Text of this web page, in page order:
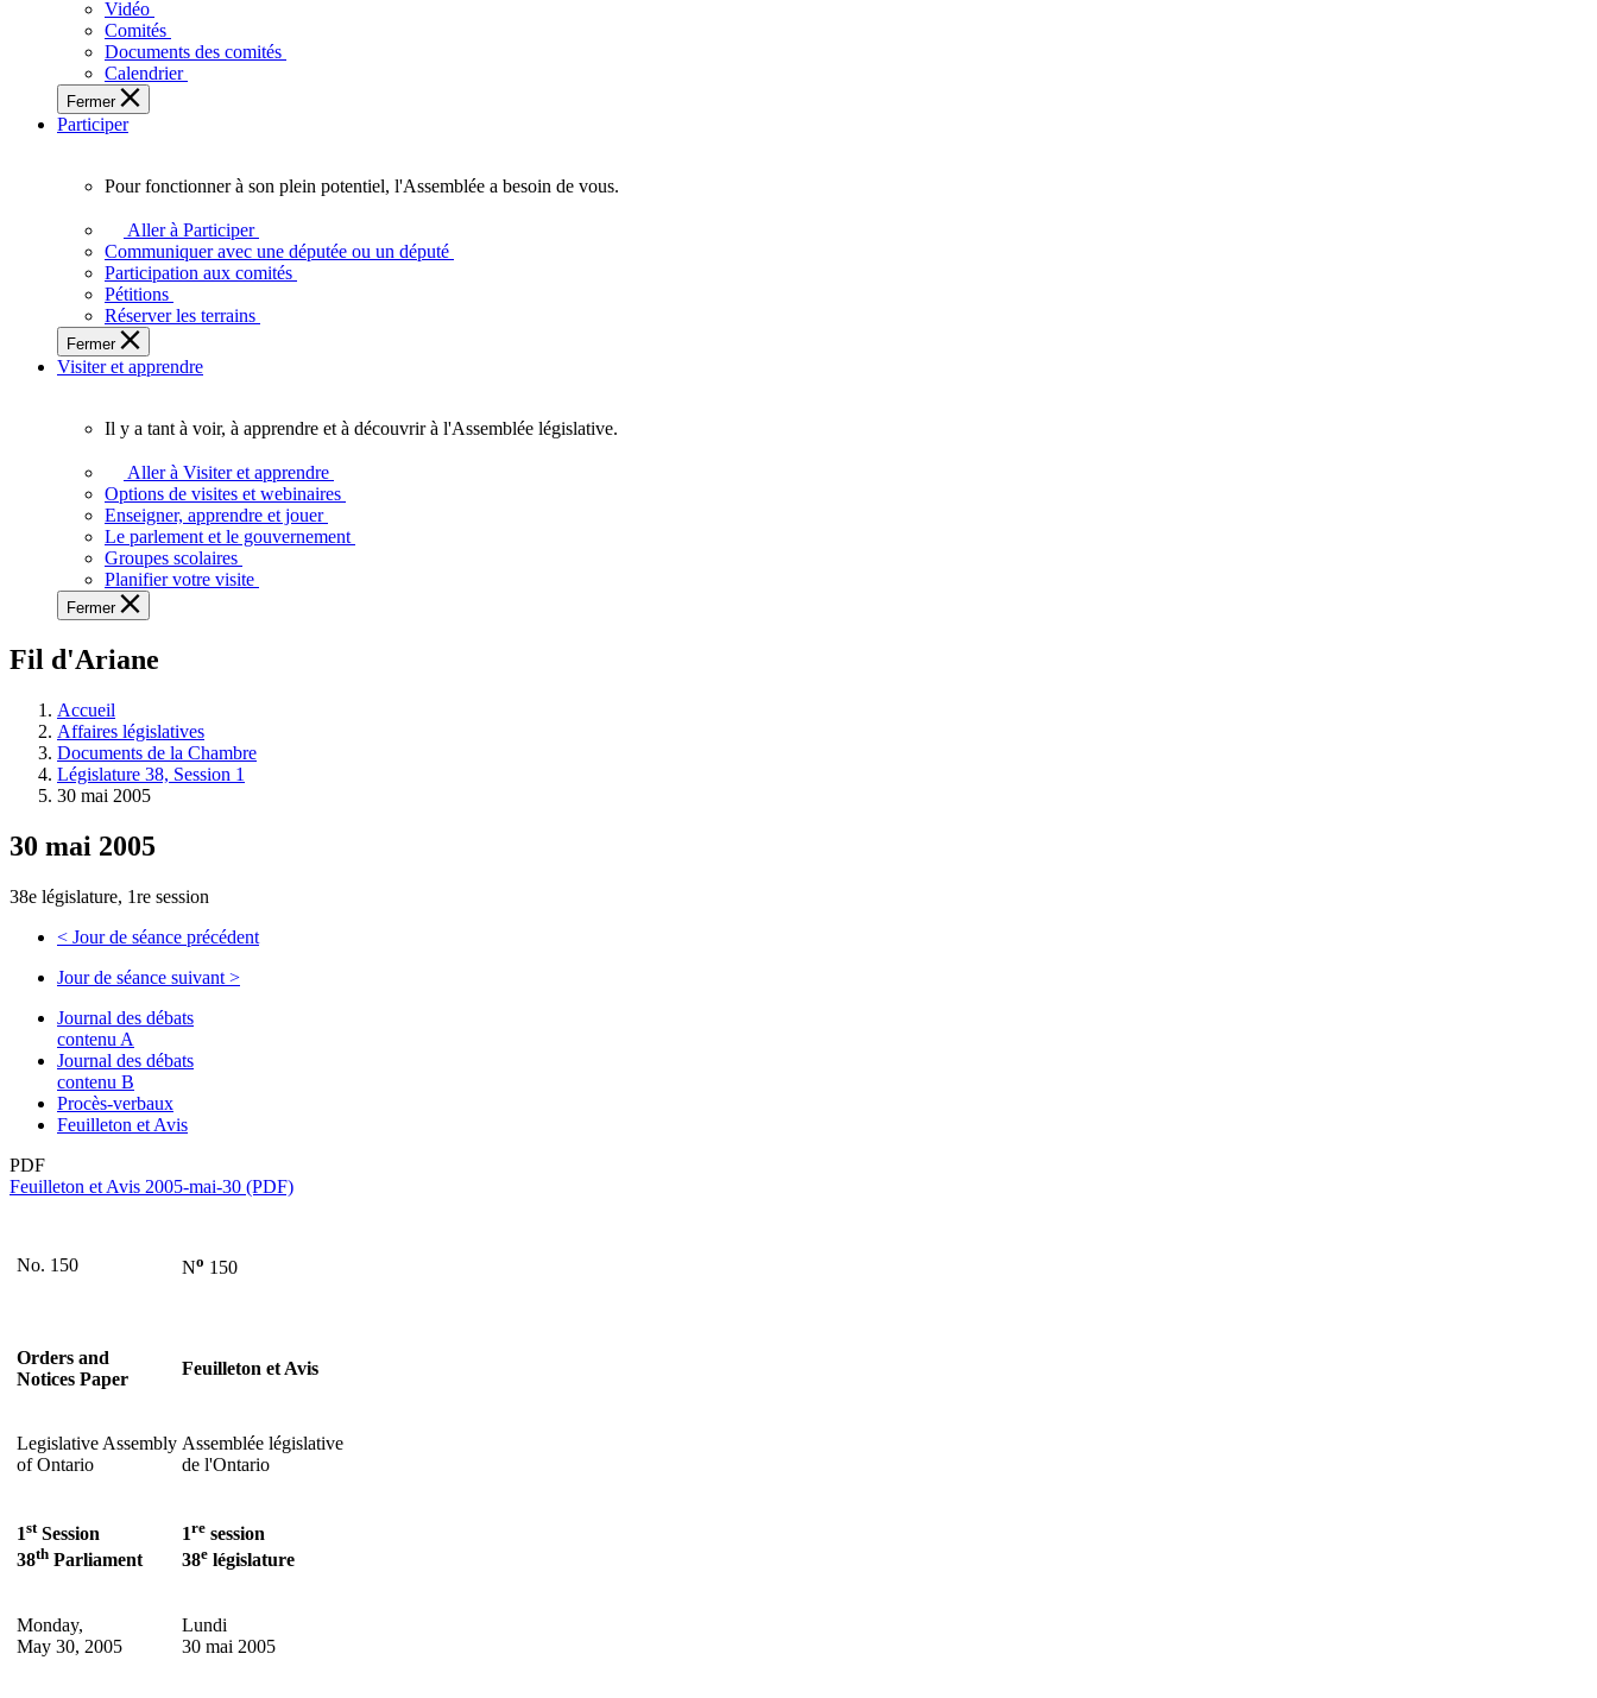
touchent
vie
des
Ontariennes
Ontariens.
Vidéo
Comités
Documents des comités
Calendrier
Fermer
Participer
fonctionner
plein
potentiel,
l'Assemblée
a
besoin
Pour fonctionner à son plein potentiel, l'Assemblée a besoin de vous.
Aller à Participer
Communiquer avec une députée ou un député
Participation aux comités
Pétitions
Réserver les terrains
Fermer
Visiter et apprendre
voir,
apprendre
et
découvrir
l'Assemblée
législative.
Il y a tant à voir, à apprendre et à découvrir à l'Assemblée législative.
Aller à Visiter et apprendre
Options de visites et webinaires
Enseigner, apprendre et jouer
Le parlement et le gouvernement
Groupes scolaires
Planifier votre visite
Fermer
Fil d'Ariane
Accueil
Affaires législatives
Documents de la Chambre
Législature 38, Session 1
30 mai 2005
30 mai 2005
38e législature, 1re session
< Jour de séance précédent
Jour de séance suivant >
Journal des débats
contenu A
Journal des débats
contenu B
Procès-verbaux
Feuilleton et Avis
PDF
Feuilleton et Avis 2005-mai-30 (PDF)
No. 150 No 150
Orders and
Notices Paper
Feuilleton et Avis
Legislative Assembly
of Ontario
Assemblée législative
de l'Ontario
1stSession
38th Parliament
1re session
38e législature
Monday,
May 30, 2005
Lundi
30 mai 2005